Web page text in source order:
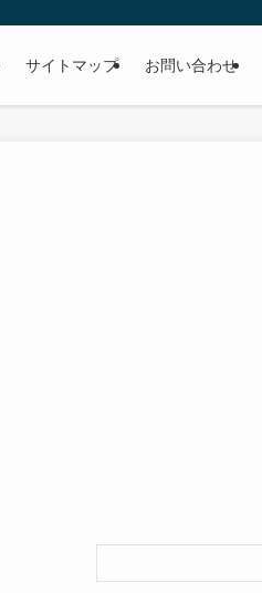
サイトマップ お問い合わせ